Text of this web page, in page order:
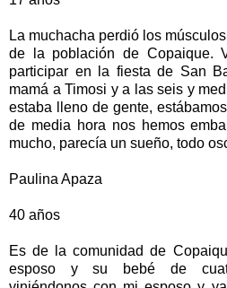
La muchacha perdió los
de la población de Copaique.
participar en la fiesta de San
mamá a Timosi y a las seis y
estaba lleno de gente,
de media hora nos hemos
mucho, parecía un sueño, todo
Paulina Apaza
40 años
Es de la comunidad de
esposo y su bebé de